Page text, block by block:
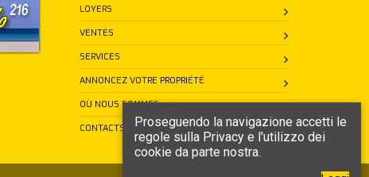
LOYERS
VENTES
SERVICES
ANNONCEZ VOTRE PROPRIÉTÉ
OÙ NOUS SOMMES
CONTACTS
Proseguendo la navigazione accetti le
regole sulla Privacy e l'utilizzo dei
cookie da parte nostra.